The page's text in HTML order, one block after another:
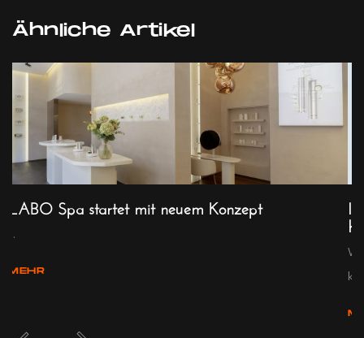
Ähnliche Artikel
LABO Spa startet mit neuem Konzept
...
MEHR